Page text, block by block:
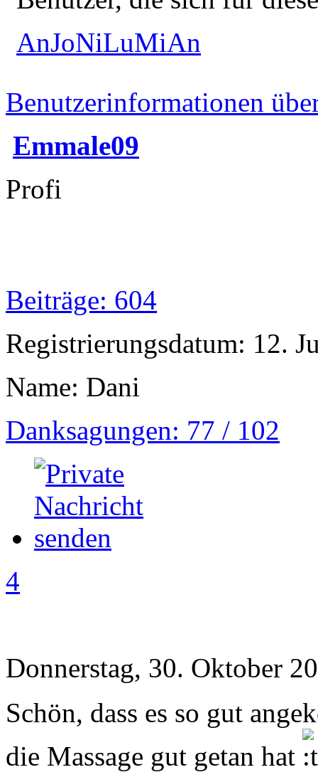
AnJoNiLuMiAn
Benutzerinformationen
Emmale09
Profi
Beiträge: 604
Registrierungsdatum: 12.
Name: Dani
Danksagungen: 77 / 102
4
Donnerstag, 30. Oktober
Schön, dass es so gut
die Massage gut getan hat